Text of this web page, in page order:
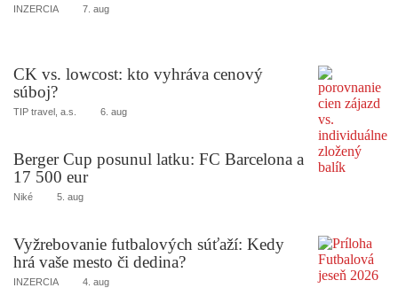
INZERCIA 7. aug
CK vs. lowcost: kto vyhráva cenový
súboj?
TIP travel, a.s. 6. aug
Berger Cup posunul latku: FC Barcelona a
17 500 eur
Niké 5. aug
Vyžrebovanie futbalových súťaží: Kedy
hrá vaše mesto či dedina?
INZERCIA 4. aug